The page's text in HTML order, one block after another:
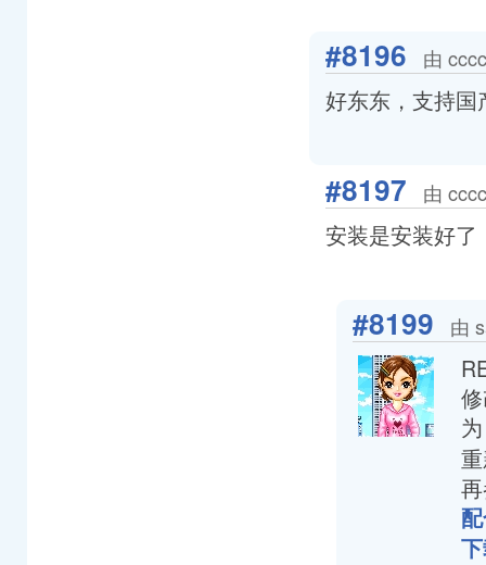
#8196 由
好东东，支持国
#8197 由
安装是安装好
#8199 由